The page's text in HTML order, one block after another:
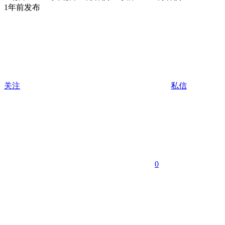
1年前发布
关注 私信
0